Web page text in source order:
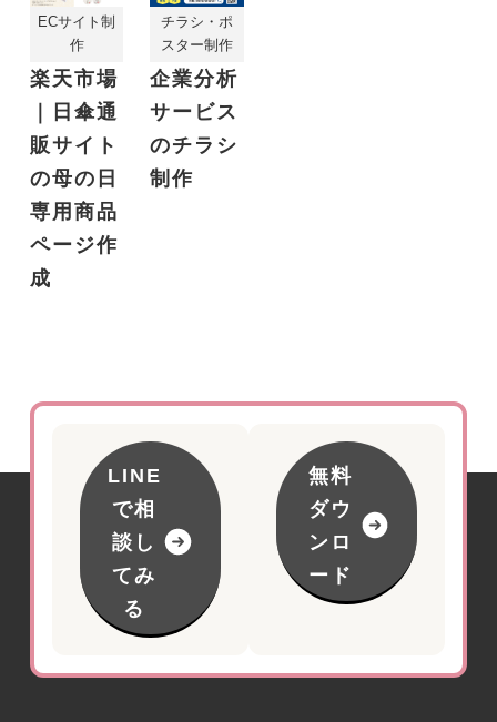
ECサイト制
作
楽天市場
｜日傘通
販サイト
の母の日
専用商品
ページ作
成
チラシ・ポ
スター制作
企業分析
サービス
のチラシ
制作
LINE
で相
談し
てみ
る
無料
ダウ
ンロ
ード